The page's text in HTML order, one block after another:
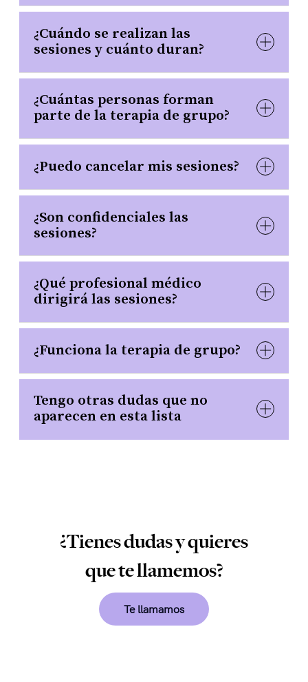
¿Cuándo se realizan las
sesiones y cuánto duran?
¿Cuántas personas forman
parte de la terapia de grupo?
¿Puedo cancelar mis sesiones?
¿Son confidenciales las
sesiones?
¿Qué profesional médico
dirigirá las sesiones?
¿Funciona la terapia de grupo?
Tengo otras dudas que no
aparecen en esta lista
¿Tienes dudas y quieres
que te llamemos?
Te llamamos